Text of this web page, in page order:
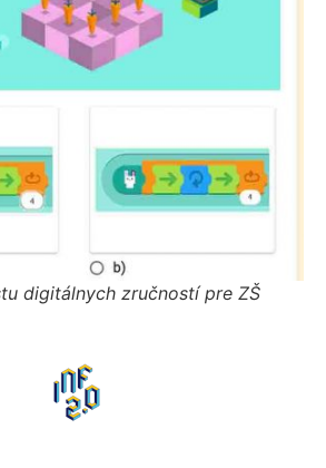
digitálnych zručností pre ZŠ